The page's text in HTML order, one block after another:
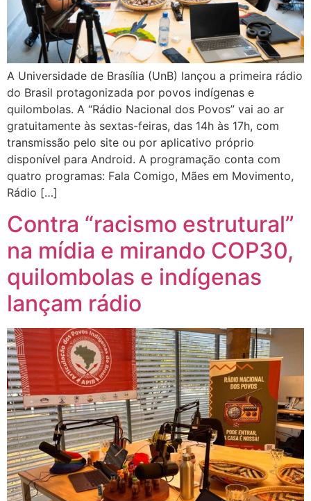
A Universidade de Brasília (UnB) lançou a primeira rádio
do Brasil protagonizada por povos indígenas e
quilombolas. A “Rádio Nacional dos Povos” vai ao ar
gratuitamente às sextas-feiras, das 14h às 17h, com
transmissão pelo site ou por aplicativo próprio
disponível para Android. A programação conta com
quatro programas: Fala Comigo, Mães em Movimento,
Rádio […]
Contra “racismo estrutural”
na mídia e mirando COP30,
quilombolas e indígenas
lançam rádio